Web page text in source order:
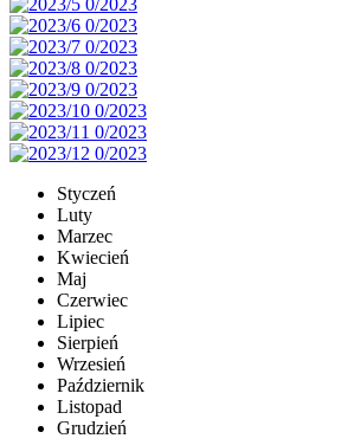
Styczeń
Luty
Marzec
Kwiecień
Maj
Czerwiec
Lipiec
Sierpień
Wrzesień
Październik
Listopad
Grudzień